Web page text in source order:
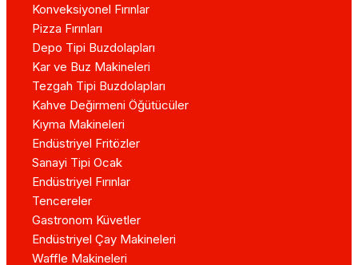
Konveksiyonel Fırınlar
Pizza Fırınları
Depo Tipi Buzdolapları
Kar ve Buz Makineleri
Tezgah Tipi Buzdolapları
Kahve Değirmeni Öğütücüler
Kıyma Makineleri
Endüstriyel Fritözler
Sanayi Tipi Ocak
Endüstriyel Fırınlar
Tencereler
Gastronom Küvetler
Endüstriyel Çay Makineleri
Waffle Makineleri